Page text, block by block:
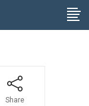
Share